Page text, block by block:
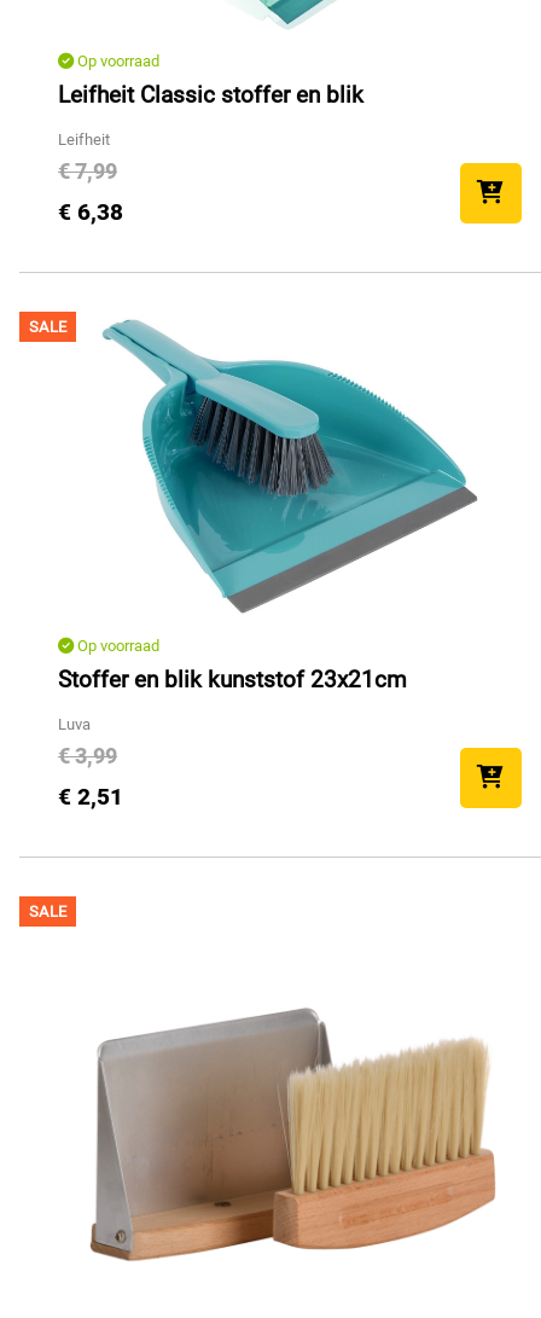
Op voorraad
Leifheit Classic stoffer en blik
Leifheit
€ 7,99
€ 6,38
SALE
Op voorraad
Stoffer en blik kunststof 23x21cm
Luva
€ 3,99
€ 2,51
SALE